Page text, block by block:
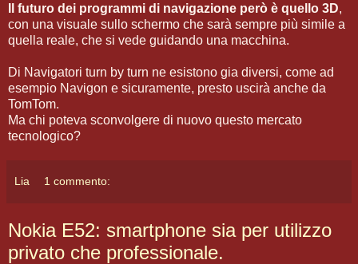
Il futuro dei programmi di navigazione però è quello 3D,
con una visuale sullo schermo che sarà sempre più simile a
quella reale, che si vede guidando una macchina.
Di Navigatori turn by turn ne esistono gia diversi, come ad
esempio Navigon e sicuramente, presto uscirà anche da
TomTom.
Ma chi poteva sconvolgere di nuovo questo mercato
tecnologico?
Lia 1 commento:
Nokia E52: smartphone sia per utilizzo
privato che professionale.